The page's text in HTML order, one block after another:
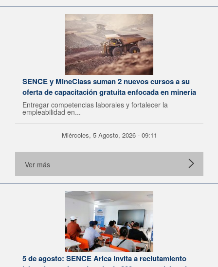
SENCE y MineClass suman 2 nuevos cursos a su
oferta de capacitación gratuita enfocada en minería
Entregar competencias laborales y fortalecer la
empleabilidad en...
Miércoles, 5 Agosto, 2026 - 09:11
Ver más
5 de agosto: SENCE Arica invita a reclutamiento